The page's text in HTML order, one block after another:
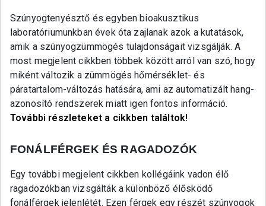
Szúnyogtenyésztő és egyben bioakusztikus
laboratóriumunkban évek óta zajlanak azok a kutatások,
amik a szúnyogzümmögés tulajdonságait vizsgálják. A
most megjelent cikkben többek között arról van szó, hogy
miként változik a zümmögés hőmérséklet- és
páratartalom-változás hatására, ami az automatizált hang-
azonosító rendszerek miatt igen fontos információ.
További részleteket a cikkben találtok!
FONÁLFÉRGEK ÉS RAGADOZÓK
Egy további megjelent cikkben kollégáink vadon élő
ragadozókban vizsgálták a különböző élősködő
fonálférgek jelenlétét. Ezen férgek egy részét szúnyogok